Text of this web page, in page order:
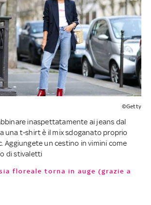
©Getty
inaspettatamente ai jeans dal
una t-shirt è il mix sdoganato proprio
Aggiungete un cestino in vimini come
di stivaletti